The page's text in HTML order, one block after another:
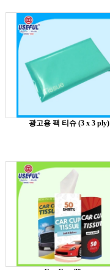
광고용 팩 티슈 (3 x 3 ply)